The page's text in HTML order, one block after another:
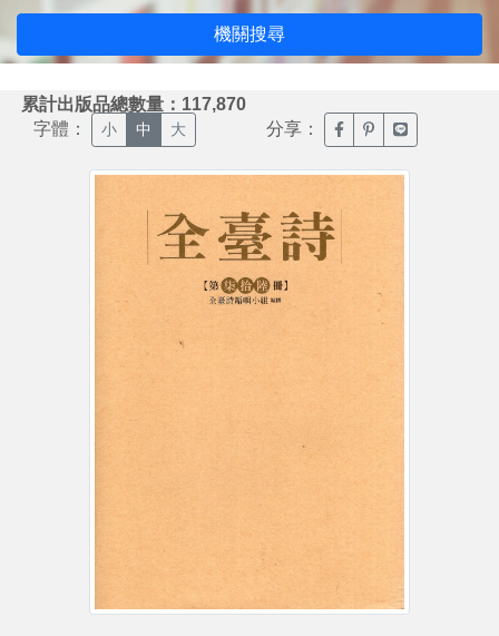
機關搜尋
累計出版品總數量：117,870
字體： 小 中 大 分享： 臉書分享(另開新視窗)
噗浪分享(另開新
Line分享(另